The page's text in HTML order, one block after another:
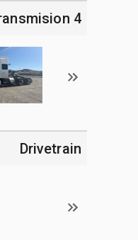
4 Transmision
Drivetrain